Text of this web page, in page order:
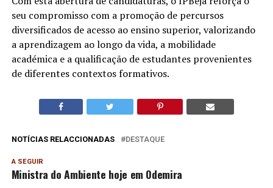
seu compromisso com a promoção de percursos
diversificados de acesso ao ensino superior, valorizando
a aprendizagem ao longo da vida, a mobilidade
académica e a qualificação de estudantes provenientes
de diferentes contextos formativos.
NOTÍCIAS RELACCIONADAS DESTAQUE
A SEGUIR
Ministra do Ambiente hoje em Odemira